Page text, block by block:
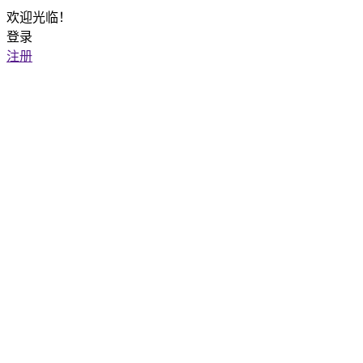
欢迎光临！
登录
注册